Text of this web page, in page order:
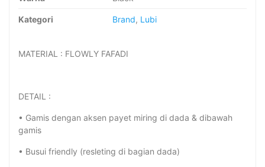
Kategori Brand, Lubi
MATERIAL : FLOWLY FAFADI
DETAIL :
• Gamis dengan aksen payet miring di dada & dibawah
gamis
• Busui friendly (resleting di bagian dada)